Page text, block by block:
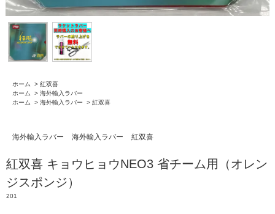
ホーム > 紅双喜
ホーム
> 海外輸入ラバー
ホーム
> 海外輸入ラバー > 紅双喜
海外輸入ラバー 海外輸入ラバー 紅双喜
紅双喜 キョウヒョウNEO3 省チーム用（オレン
ジスポンジ）
201